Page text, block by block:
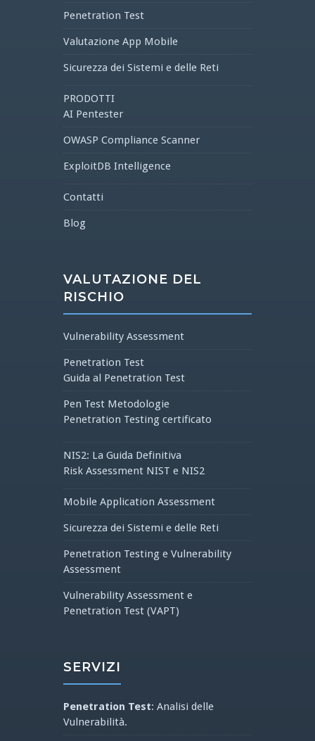
Penetration Test
Valutazione App Mobile
Sicurezza dei Sistemi e delle Reti
PRODOTTI
AI Pentester
OWASP Compliance Scanner
ExploitDB Intelligence
Contatti
Blog
VALUTAZIONE DEL
RISCHIO
Vulnerability Assessment
Penetration Test
Guida al Penetration Test
Pen Test Metodologie
Penetration Testing certificato
NIS2: La Guida Definitiva
Risk Assessment NIST e NIS2
Mobile Application Assessment
Sicurezza dei Sistemi e delle Reti
Penetration Testing e Vulnerability
Assessment
Vulnerability Assessment e
Penetration Test (VAPT)
SERVIZI
Penetration Test: Analisi delle
Vulnerabilità.